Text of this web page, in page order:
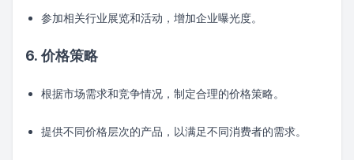
参加相关行业展览和活动，增加企业曝光度。
6. 价格策略
根据市场需求和竞争情况，制定合理的价格策略。
提供不同价格层次的产品，以满足不同消费者的需求。